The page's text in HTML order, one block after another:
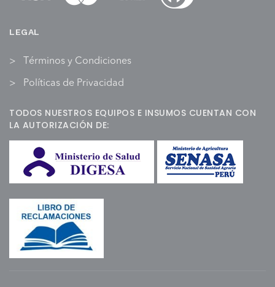
LEGAL
Términos y Condiciones
Políticas de Privacidad
TODOS NUESTROS EQUIPOS E INSUMOS CUENTAN CON
LA AUTORIZACIÓN DE: